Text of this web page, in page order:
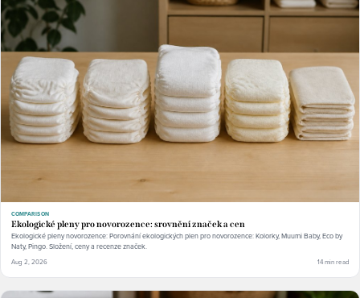
COMPARISON
Ekologické pleny pro novorozence: srovnění značek a cen
Ekologické pleny novorozence: Porovnání ekologických plen pro novorozence: Kolorky, Muumi Baby, Eco by
Naty, Pingo. Složení, ceny a recenze značek.
Aug 2, 2026 14 min read